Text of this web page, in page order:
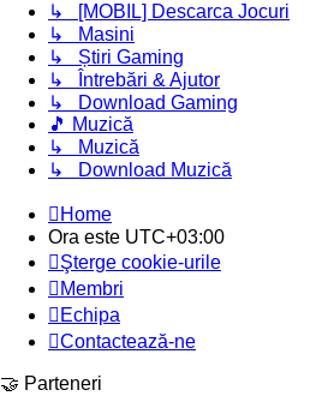
↳ [MOBIL] Descarca Jocuri
↳ Masini
↳ Știri Gaming
↳ Întrebări & Ajutor
↳ Download Gaming
🎵 Muzică
↳ Muzică
↳ Download Muzică
Home
Ora este UTC+03:00
Şterge cookie-urile
Membri
Echipa
Contactează-ne
🤝 Parteneri